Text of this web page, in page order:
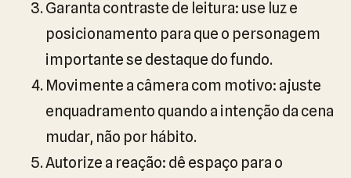
Garanta contraste de leitura: use luz e
posicionamento para que o personagem
importante se destaque do fundo.
Movimente a câmera com motivo: ajuste
enquadramento quando a intenção da cena
mudar, não por hábito.
Autorize a reação: dê espaço para o